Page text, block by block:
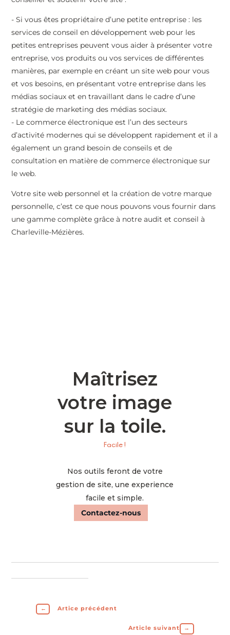
- Si vous êtes propriétaire d’une petite entreprise : les
services de conseil en développement web pour les
petites entreprises peuvent vous aider à présenter votre
entreprise, vos produits ou vos services de différentes
manières, par exemple en créant un site web pour vous
et vos besoins, en présentant votre entreprise dans les
médias sociaux et en travaillant dans le cadre d’une
stratégie de marketing des médias sociaux.
- Le commerce électronique est l’un des secteurs
d’activité modernes qui se développent rapidement et il a
également un grand besoin de conseils et de
consultation en matière de commerce électronique sur
le web.
Votre site web personnel et la création de votre marque
personnelle, c’est ce que nous pouvons vous fournir dans
une gamme complète grâce à notre audit et conseil à
Charleville-Mézières.
Maîtrisez
votre image
sur la toile.
Facile !
Nos outils feront de votre
gestion de site, une experience
facile et simple.
Contactez-nous
← Artice précédent
Article suivant →